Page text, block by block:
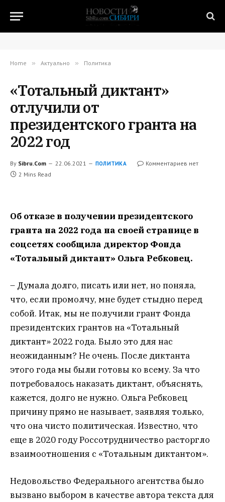
Home » Актуально » Политика
«Тотальный диктант»
отлучили от
президентского гранта на
2022 год
By Sibru.Com 22.06.2021 ПОЛИТИКА
Комментариев нет
2 Mins Read
Об отказе в получении президентского
гранта на 2022 года на своей странице в
соцсетях сообщила директор Фонда
«Тотальный диктант» Ольга Ребковец.
– Думала долго, писать или нет, но поняла,
что, если промолчу, мне будет стыдно перед
собой. Итак, мы не получили грант Фонда
президентских грантов на «Тотальный
диктант» 2022 года. Было это для нас
неожиданным? Не очень. После диктанта
этого года мы были готовы ко всему. За что
потребовалось наказать диктант, объяснять,
кажется, долго не нужно. Ольга Ребковец
причину прямо не называет, заявляя только,
что она чисто политическая. Известно, что
еще в 2020 году Россотрудничество расторгло
взаимоотношения с «Тотальным диктантом».
Недовольство Федерального агентства было
вызвано выбором в качестве автора текста для